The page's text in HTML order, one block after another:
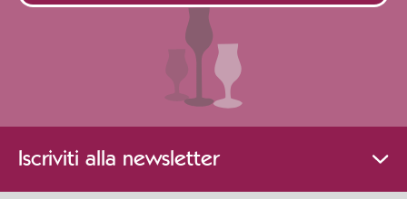
Iscriviti alla newsletter